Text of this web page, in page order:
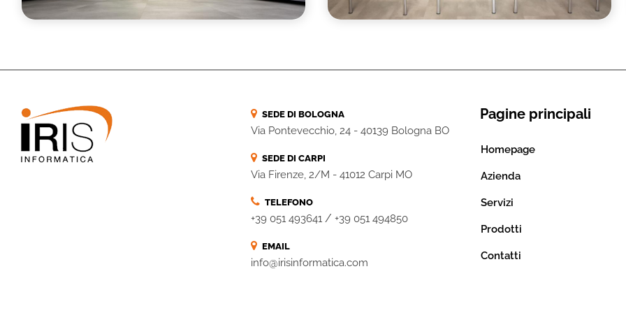
SEDE DI BOLOGNA
Via Pontevecchio, 24 - 40139 Bologna BO
SEDE DI CARPI
Via Firenze, 2/M - 41012 Carpi MO
TELEFONO
+39 051 493641/ +39 051 494850
EMAIL
info@irisinformatica.com
Pagine principali
Homepage
Azienda
Servizi
Prodotti
Contatti